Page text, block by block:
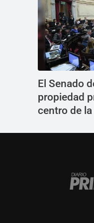
El Senado
propiedad
centro de